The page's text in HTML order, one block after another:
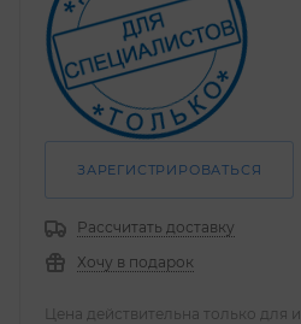
ЗАРЕГИСТРИРОВАТЬСЯ
Рассчитать доставку
Хочу в подарок
Цена действительна только для